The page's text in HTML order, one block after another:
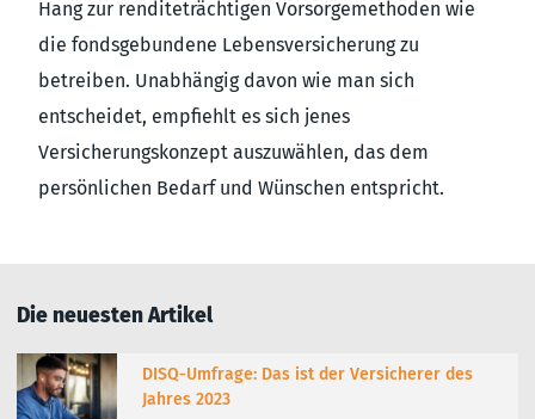
Hang zur renditeträchtigen Vorsorgemethoden wie
die fondsgebundene Lebensversicherung zu
betreiben. Unabhängig davon wie man sich
entscheidet, empfiehlt es sich jenes
Versicherungskonzept auszuwählen, das dem
persönlichen Bedarf und Wünschen entspricht.
Die neuesten Artikel
DISQ-Umfrage: Das ist der Versicherer des
Jahres 2023